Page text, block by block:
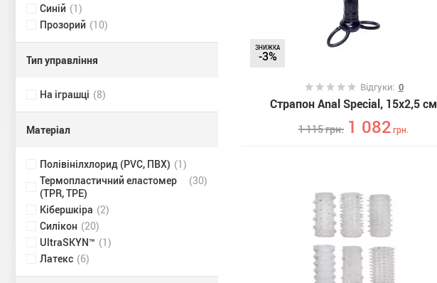
Синій (1)
Прозорий (10)
Тип управління
На іграшці (8)
Матеріал
Полівінілхлорид (PVC, ПВХ) (1)
Термопластичний еластомер
(TPR, TPE)
(30)
Кібершкіра (2)
Силікон (20)
UltraSKYN™ (1)
Латекс (6)
ЗНИЖКА
-3%
Відгуки: 0
Страпон Anal Special, 15х2,5 см
1 115грн. 1 082 грн.